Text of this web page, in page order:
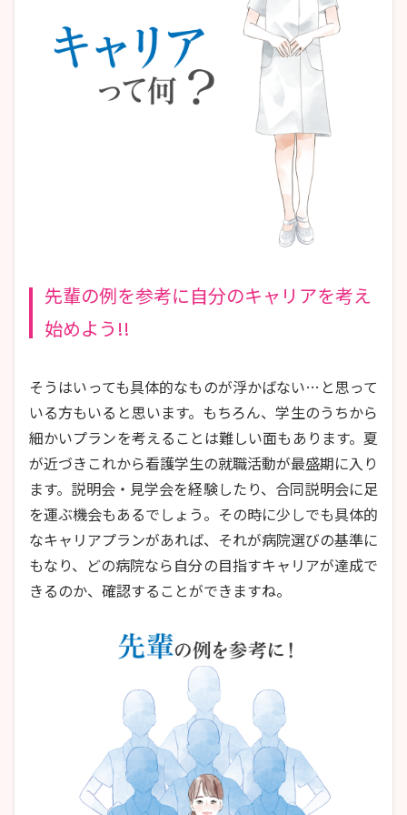
先輩の例を参考に自分のキャリアを考え
始めよう!!
そうはいっても具体的なものが浮かばない…と思って
いる方もいると思います。もちろん、学生のうちから
細かいプランを考えることは難しい面もあります。夏
が近づきこれから看護学生の就職活動が最盛期に入り
ます。説明会・見学会を経験したり、合同説明会に足
を運ぶ機会もあるでしょう。その時に少しでも具体的
なキャリアプランがあれば、それが病院選びの基準に
もなり、どの病院なら自分の目指すキャリアが達成で
きるのか、確認することができますね。